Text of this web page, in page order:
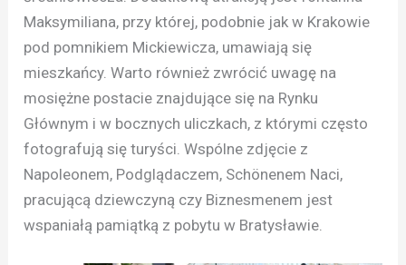
Maksymiliana, przy której, podobnie jak w Krakowie
pod pomnikiem Mickiewicza, umawiają się
mieszkańcy. Warto również zwrócić uwagę na
mosiężne postacie znajdujące się na Rynku
Głównym i w bocznych uliczkach, z którymi często
fotografują się turyści. Wspólne zdjęcie z
Napoleonem, Podglądaczem, Schönenem Naci,
pracującą dziewczyną czy Biznesmenem jest
wspaniałą pamiątką z pobytu w Bratysławie.